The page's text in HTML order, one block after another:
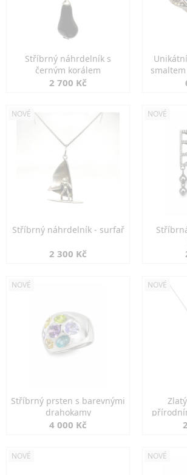
Stříbrný náhrdelník s
černým korálem
2 700 Kč
NOVÉ
Stříbrný náhrdelník - surfař
2 300 Kč
NOVÉ
NOVÉ
Stříbrný prsten s barevnými
drahokamy
4 000 Kč
NOVÉ
NOVÉ NOVÉ